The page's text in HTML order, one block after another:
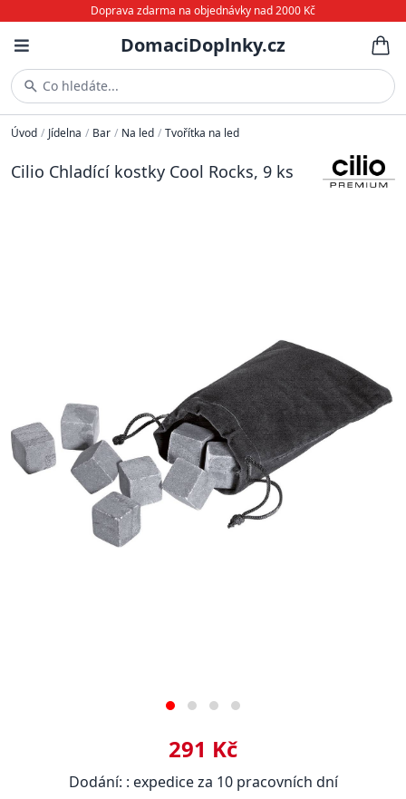
Doprava zdarma na objednávky nad 2000 Kč
DomaciDoplnky.cz
Co hledáte...
Úvod / Jídelna / Bar / Na led / Tvořítka na led
Cilio Chladící kostky Cool Rocks, 9 ks
291 Kč
Dodání: : expedice za 10 pracovních dní